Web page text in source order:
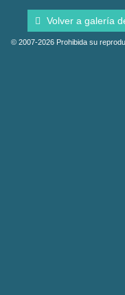
Volver a galería
© 2007-2026 Prohibida su